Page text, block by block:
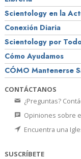
Scientology en la
Conexión Diaria
Scientology por
Cómo Ayudamos
CÓMO Mantenerse
CONTÁCTANOS
¿Preguntas?
Opiniones sobre
Encuentra una
SUSCRÍBETE